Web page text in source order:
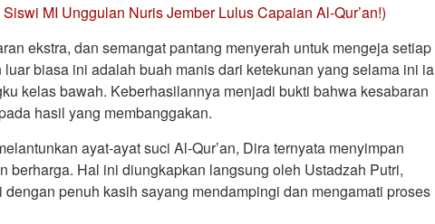
MI Unggulan Nuris Jember Lulus Capaian Al-Qur’an!)
ekstra, dan semangat pantang menyerah untuk mengeja setiap
biasa ini adalah buah manis dari ketekunan yang selama ini ia
kelas bawah. Keberhasilannya menjadi bukti bahwa kesabaran
hasil yang membanggakan.
ayat-ayat suci Al-Qur’an, Dira ternyata menyimpan
berharga. Hal ini diungkapkan langsung oleh Ustadzah Putri,
penuh kasih sayang mendampingi dan mengamati proses